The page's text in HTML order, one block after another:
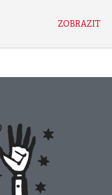
ZOBRAZIT